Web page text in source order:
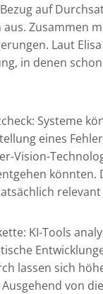
auf
Zusammen
Laut
in denen
Systeme
eines
Vision-
könnten.
KI-Tools
lassen sich
von